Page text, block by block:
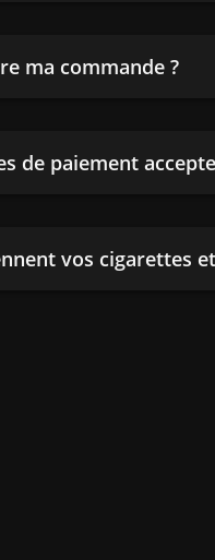
ma commande ?
de paiement
vos cigarettes